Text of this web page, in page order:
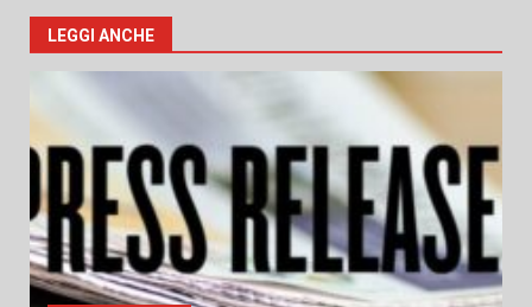
LEGGI ANCHE